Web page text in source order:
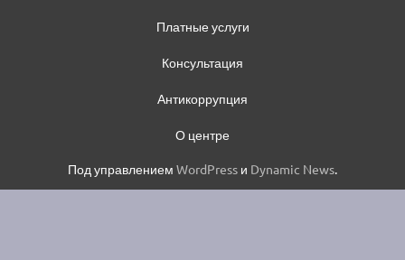
Платные услуги
Консультация
Антикоррупция
О центре
Под управлением WordPress и Dynamic News.